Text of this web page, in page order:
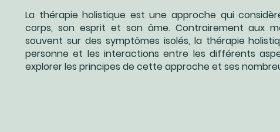
La thérapie holistique est une approche qui
corps, son esprit et son âme. Contrairement aux
souvent sur des symptômes isolés, la thérapie
personne et les interactions entre les différents
explorer les principes de cette approche et ses